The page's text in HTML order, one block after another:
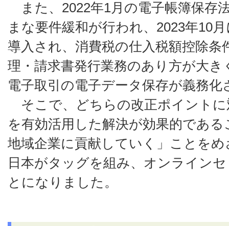
また、2022年1月の電子帳簿保存
まな要件緩和が行われ、2023年10
導入され、消費税の仕入税額控除
理・請求書発行業務のあり方が大
電子取引の電子データ保存が義務化
そこで、どちらの改正ポイント
を有効活用した解決が効果的であ
地域企業に貢献していく」ことを
日本がタッグを組み、オンライン
とになりました。